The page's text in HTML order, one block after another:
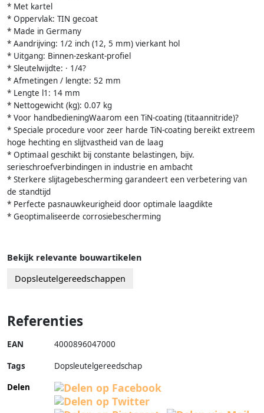
* Met kartel
* Oppervlak: TIN gecoat
* Made in Germany
* Aandrijving: 1/2 inch (12, 5 mm) vierkant hol
* Uitgang: Binnen-zeskant-profiel
* Sleutelwijdte: · 1/4?
* Afmetingen / lengte: 52 mm
* Lengte l1: 14 mm
* Nettogewicht (kg): 0.07 kg
* Voor handbedieningWaarom een TiN-coating (titaannitride)?
* Speciale procedure voor zeer harde TiN-coating bereikt extreem
hoge hechting en slijtvastheid van de laag
* Optimaal geschikt bij constante belastingen, bijv.
serieschroefverbindingen in industrie en ambacht
* Sterkere slijtagebescherming garandeert een verbetering van
de standtijd
* Perfecte pasnauwkeurigheid door optimale laagdikte
* Geoptimaliseerde corrosiebescherming
Bekijk relevante bouwartikelen
Dopsleutelgereedschappen
Referenties
EAN 4000896047000
Tags
Dopsleutelgereedschap
Delen